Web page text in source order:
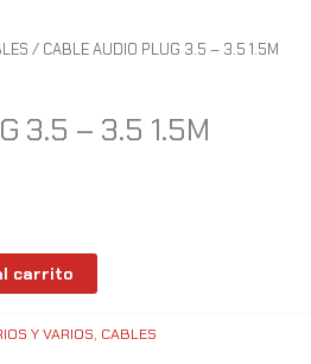
/ CABLE AUDIO PLUG 3.5 – 3.5 1.5M
3.5 – 3.5 1.5M
carrito
Y VARIOS, CABLES